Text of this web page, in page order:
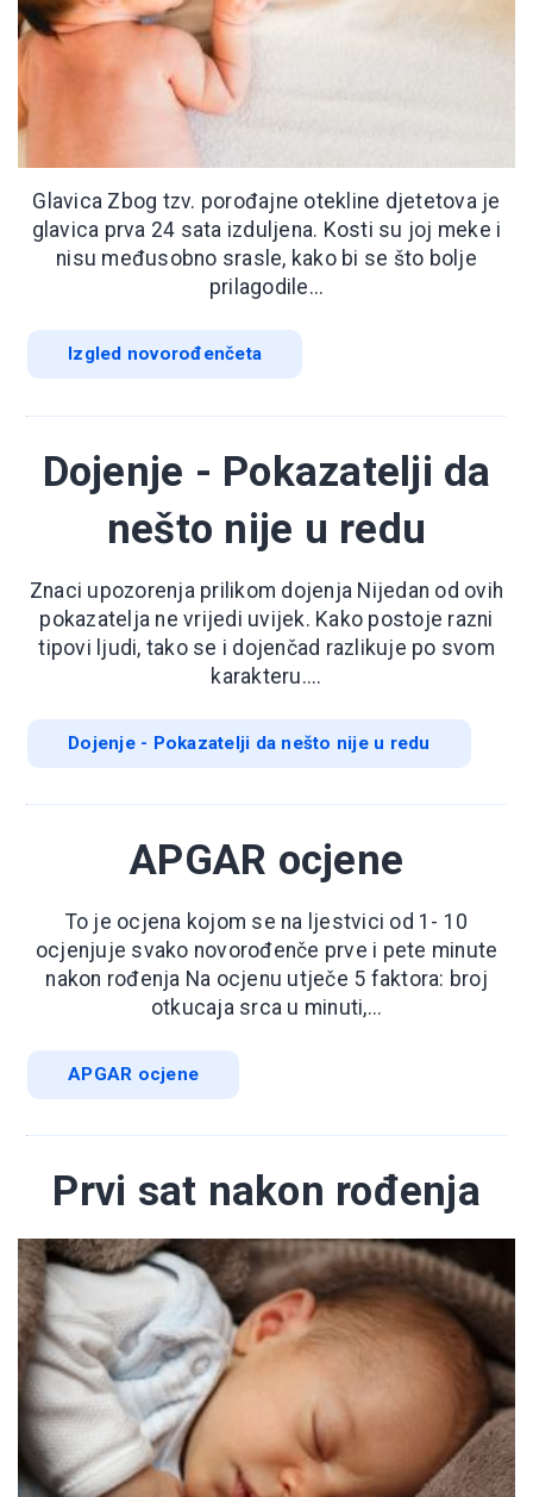
Glavica Zbog tzv. porođajne otekline djetetova je
glavica prva 24 sata izduljena. Kosti su joj meke i
nisu međusobno srasle, kako bi se što bolje
prilagodile...
Izgled novorođenčeta
Dojenje - Pokazatelji da
nešto nije u redu
Znaci upozorenja prilikom dojenja Nijedan od ovih
pokazatelja ne vrijedi uvijek. Kako postoje razni
tipovi ljudi, tako se i dojenčad razlikuje po svom
karakteru....
Dojenje - Pokazatelji da nešto nije u redu
APGAR ocjene
To je ocjena kojom se na ljestvici od 1- 10
ocjenjuje svako novorođenče prve i pete minute
nakon rođenja Na ocjenu utječe 5 faktora: broj
otkucaja srca u minuti,...
APGAR ocjene
Prvi sat nakon rođenja